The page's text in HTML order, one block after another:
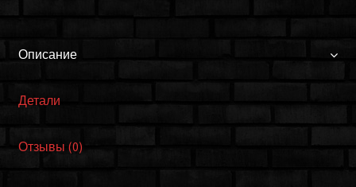
Описание
Детали
Отзывы (0)